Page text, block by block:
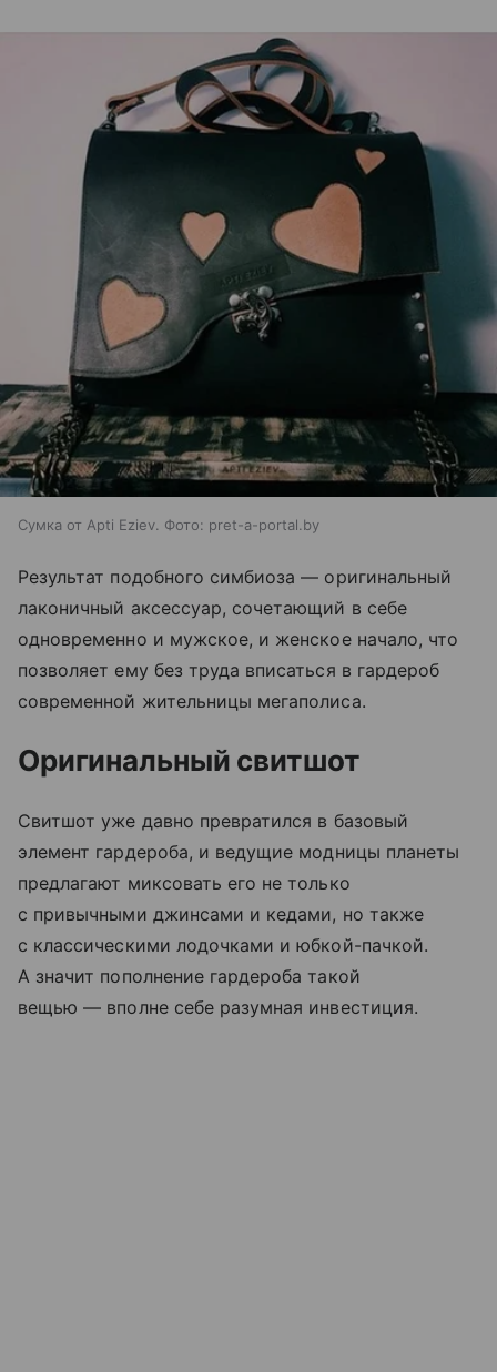
Сумка от Apti Eziev. Фото: pret-a-portal.by
Результат подобного симбиоза — оригинальный
лаконичный аксессуар, сочетающий в себе
одновременно и мужское, и женское начало, что
позволяет ему без труда вписаться в гардероб
современной жительницы мегаполиса.
Оригинальный свитшот
Свитшот уже давно превратился в базовый
элемент гардероба, и ведущие модницы планеты
предлагают миксовать его не только
с привычными джинсами и кедами, но также
с классическими лодочками и юбкой-пачкой.
А значит пополнение гардероба такой
вещью — вполне себе разумная инвестиция.